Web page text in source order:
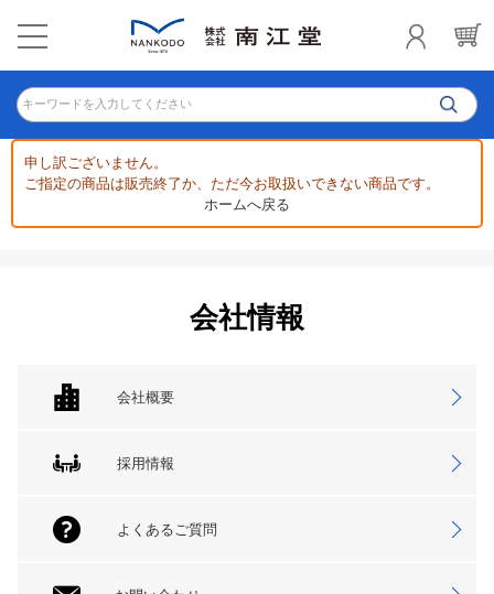
キーワードを入力してください
申し訳ございません。
ご指定の商品は販売終了か、ただ今お取扱いできない商品です。
ホームへ戻る
会社情報
会社概要
採用情報
よくあるご質問